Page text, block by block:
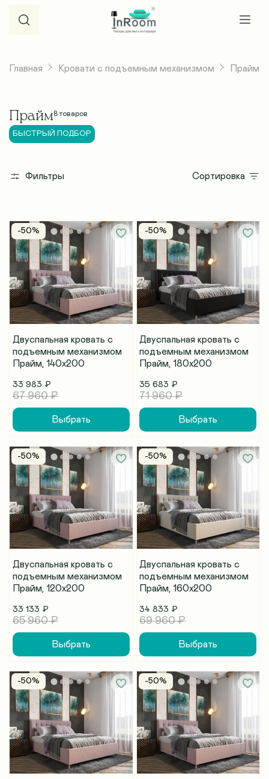
Главная Кровати с подъемным механизмом Прайм
Прайм8 товаров
БЫСТРЫЙ ПОДБОР
Фильтры Сортировка
-50%
Двуспальная кровать с
подъемным механизмом
Прайм, 140х200
33 983 ₽
67 960 ₽
Выбрать
-50%
Двуспальная кровать с
подъемным механизмом
Прайм, 180х200
35 683 ₽
71 960 ₽
Выбрать
-50%
Двуспальная кровать с
подъемным механизмом
Прайм, 120х200
33 133 ₽
65 960 ₽
Выбрать
-50%
Двуспальная кровать с
подъемным механизмом
Прайм, 160х200
34 833 ₽
69 960 ₽
Выбрать
-50% -50%